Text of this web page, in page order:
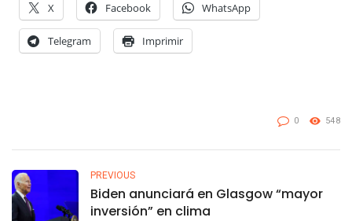
X Facebook WhatsApp
Telegram Imprimir
0 548
PREVIOUS
Biden anunciará en Glasgow “mayor
inversión” en clima